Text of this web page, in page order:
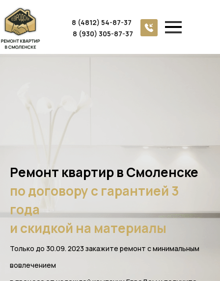
8 (4812) 54-87-37
8 (930) 305-87-37
Ремонт квартир в Смоленске
по договору с гарантией 3
года
и скидкой на материалы
Только до 30.09. 2023 закажите ремонт с минимальным
вовлечением